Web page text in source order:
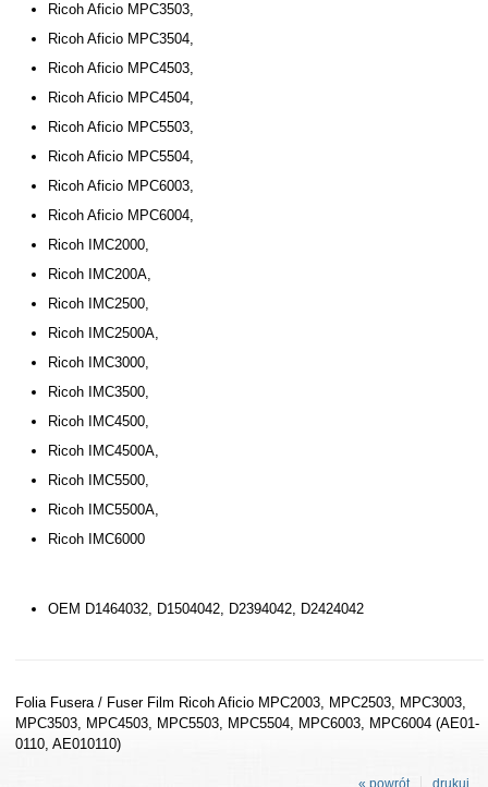
Ricoh Aficio MPC3503,
Ricoh Aficio MPC3504,
Ricoh Aficio MPC4503,
Ricoh Aficio MPC4504,
Ricoh Aficio MPC5503,
Ricoh Aficio MPC5504,
Ricoh Aficio MPC6003,
Ricoh Aficio MPC6004,
Ricoh IMC2000,
Ricoh IMC200A,
Ricoh IMC2500,
Ricoh IMC2500A,
Ricoh IMC3000,
Ricoh IMC3500,
Ricoh IMC4500,
Ricoh IMC4500A,
Ricoh IMC5500,
Ricoh IMC5500A,
Ricoh IMC6000
OEM D1464032, D1504042, D2394042, D2424042
Folia Fusera / Fuser Film Ricoh Aficio MPC2003, MPC2503, MPC3003,
MPC3503, MPC4503, MPC5503, MPC5504, MPC6003, MPC6004 (AE01-
0110, AE010110)
drukuj
« powrót